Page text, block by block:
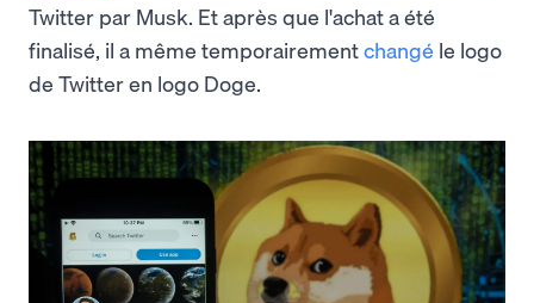
Twitter par Musk. Et après que l'achat a été
finalisé, il a même temporairementchangé le logo
de Twitter en logo Doge.